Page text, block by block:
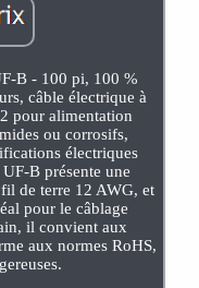
B - 100 pi, 100 %
câble électrique à
pour alimentation
ou corrosifs,
électriques
B présente une
de terre 12 AWG, et
pour le câblage
il convient aux
aux normes RoHS,